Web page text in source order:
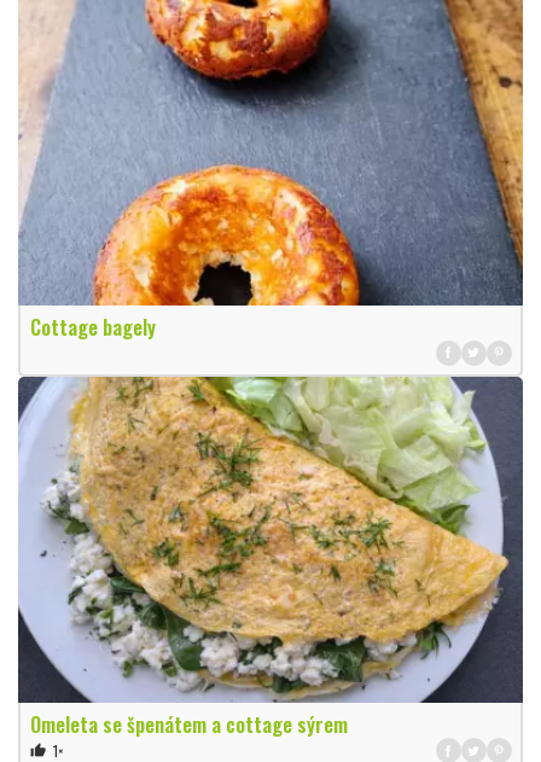
Cottage bagely
Omeleta se špenátem a cottage sýrem
thumb_up 1×